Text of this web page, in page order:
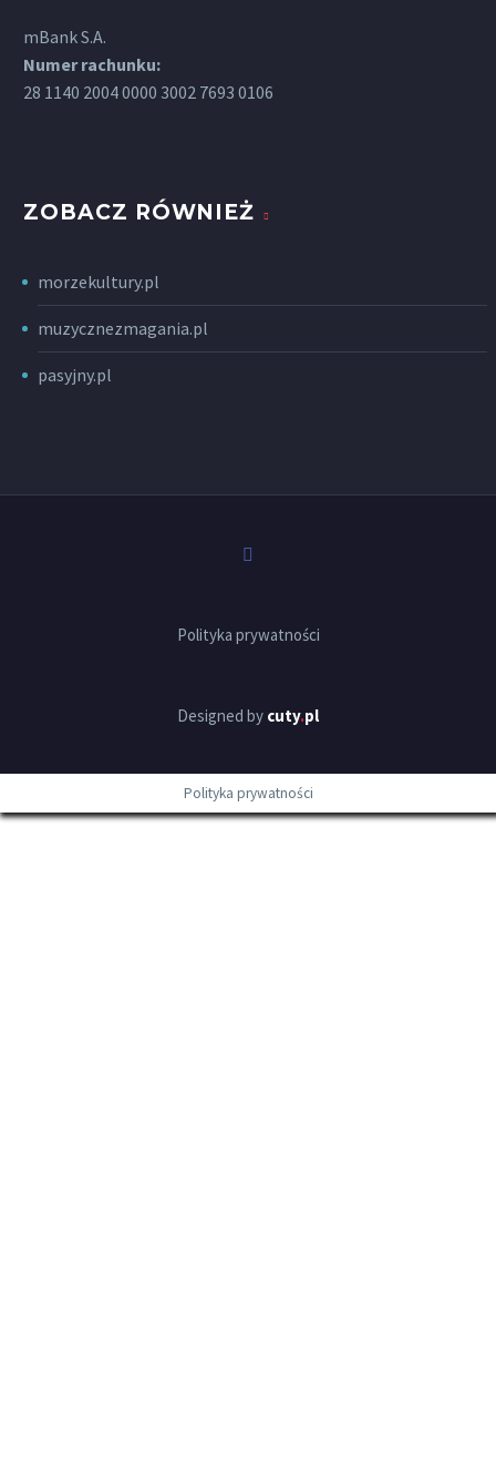
mBank S.A.
Numer rachunku:
28 1140 2004 0000 3002 7693 0106
ZOBACZ RÓWNIEŻ
morzekultury.pl
muzycznezmagania.pl
pasyjny.pl
Polityka prywatności
Designed by cuty.pl
Polityka prywatności